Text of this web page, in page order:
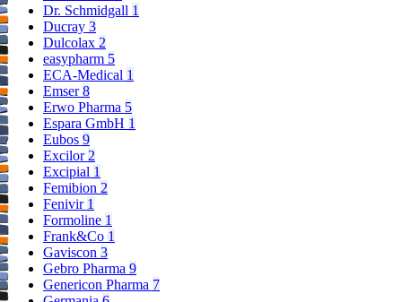
Dr. Schmidgall 1
Ducray 3
Dulcolax 2
easypharm 5
ECA-Medical 1
Emser8
Erwo Pharma 5
Espara GmbH 1
Eubos 9
Excilor 2
Excipial 1
Femibion 2
Fenivir 1
Formoline 1
Frank&Co 1
Gaviscon 3
Gebro Pharma 9
Genericon Pharma 7